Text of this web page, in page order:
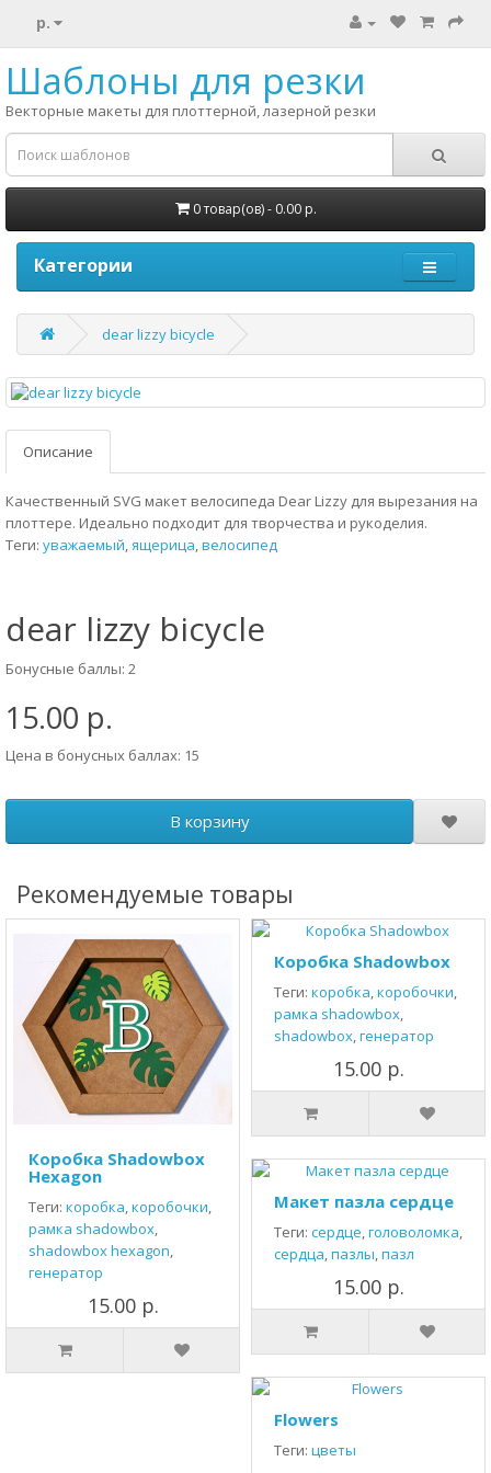
р.
Шаблоны для резки
Векторные макеты для плоттерной, лазерной резки
0 товар(ов) - 0.00 р.
Категории
dear lizzy bicycle
Описание
Качественный SVG макет велосипеда Dear Lizzy для вырезания на
плоттере. Идеально подходит для творчества и рукоделия.
Теги: уважаемый,ящерица,велосипед
dear lizzy bicycle
Бонусные баллы: 2
15.00 р.
Цена в бонусных баллах: 15
В корзину
Рекомендуемые товары
Коробка Shadowbox
Hexagon
Теги: коробка,коробочки,
рамка shadowbox,
shadowbox hexagon,
генератор
15.00 р.
Коробка Shadowbox
Теги: коробка,коробочки,
рамка shadowbox,
shadowbox,генератор
15.00 р.
Макет пазла сердце
Теги: сердце,головоломка,
сердца,пазлы,пазл
15.00 р.
Flowers
Теги: цветы